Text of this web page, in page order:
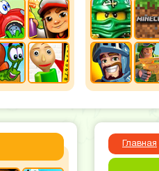
Главная